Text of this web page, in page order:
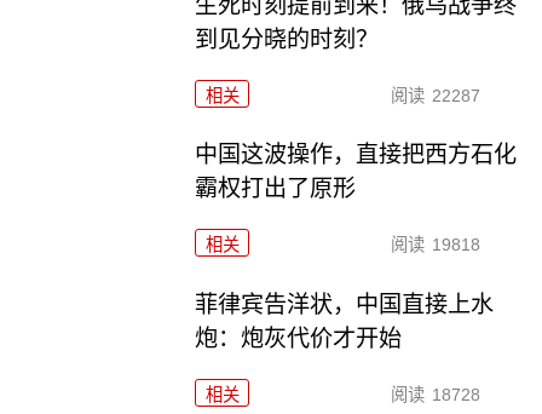
到见分晓的时刻？
相关 阅读 22287
中国这波操作，直接把西方石化
霸权打出了原形
相关 阅读 19818
菲律宾告洋状，中国直接上水
炮：炮灰代价才开始
相关 阅读 18728